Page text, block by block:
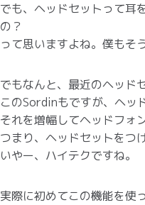
でも、ヘッドセットって耳
の？
って思いますよね。僕もそ
でもなんと、最近のヘッド
このSordinもですが、ヘッ
それを増幅してヘッドフォ
つまり、ヘッドセットをつ
いやー、ハイテクですね。
実際に初めてこの機能を使